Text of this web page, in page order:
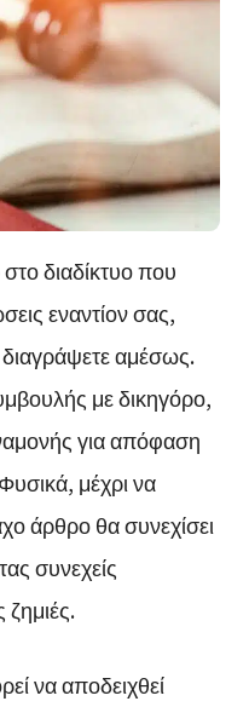
διαδίκτυο που
εναντίον σας,
διαγράψετε αμέσως.
με δικηγόρο,
για απόφαση
μέχρι να
άρθρο θα συνεχίσει
συνεχείς
ζημιές.
να αποδειχθεί